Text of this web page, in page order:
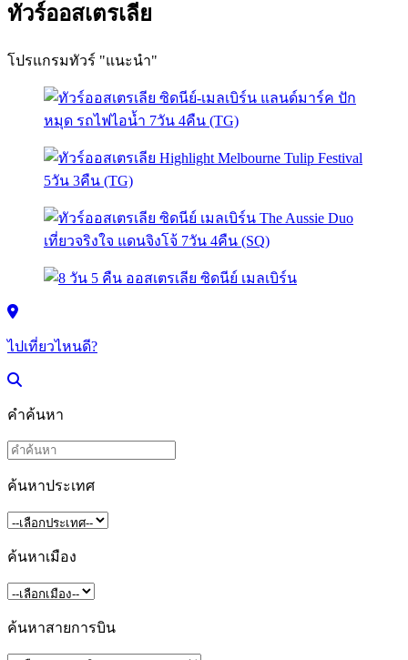
ทัวร์ออสเตรเลีย
โปรแกรมทัวร์ "แนะนำ"
ไปเที่ยวไหนดี?
คำค้นหา
ค้นหาประเทศ
ค้นหาเมือง
ค้นหาสายการบิน